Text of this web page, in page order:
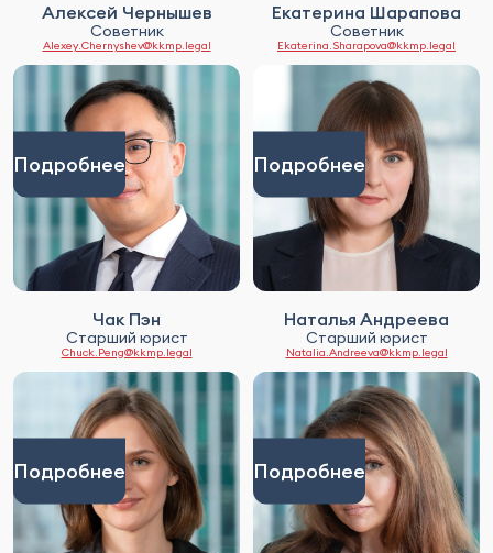
Алексей Чернышев
Советник
Alexey.Chernyshev@kkmp.legal
Екатерина Шарапова
Советник
Ekaterina.Sharapova@kkmp.legal
Подробнее
Чак Пэн
Старший юрист
Chuck.Peng@kkmp.legal
Подробнее
Наталья Андреева
Старший юрист
Natalia.Andreeva@kkmp.legal
Подробнее Подробнее